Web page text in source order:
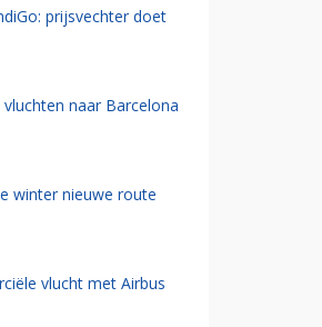
prijsvechter doet
naar Barcelona
winter nieuwe route
vlucht met Airbus